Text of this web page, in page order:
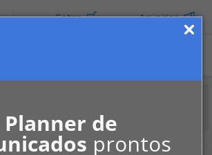
Planner de
prontos
Cotar Anunciar